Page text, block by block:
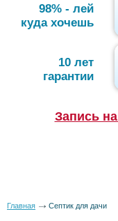
98% - лей
куда хочешь
10 лет
гарантии
Запись
Главная Септик для дачи